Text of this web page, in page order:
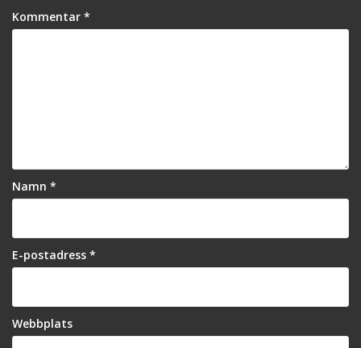
Kommentar *
Namn *
E-postadress *
Webbplats